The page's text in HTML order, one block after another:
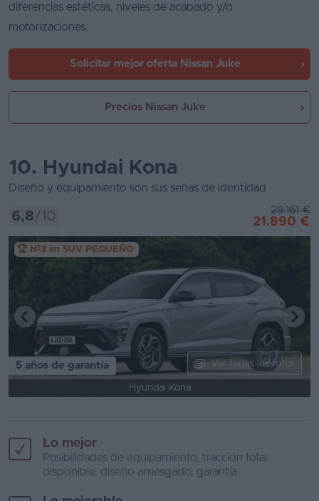
diferencias estéticas, niveles de acabado y/o
motorizaciones.
Solicitar mejor oferta Nissan Juke
Precios Nissan Juke
10. Hyundai Kona
Diseño y equipamiento son sus señas de identidad
6,8/10 29.161 €
21.890 €
🏆 Nº3 en SUV PEQUEÑO
5 años de garantía Ver todas las fotos
Hyundai Kona
Lo mejor
Posibilidades de equipamiento, tracción total
disponible, diseño arriesgado, garantía